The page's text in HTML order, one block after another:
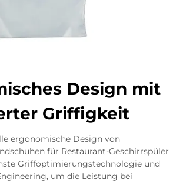
Design mit
Griffigkeit
ergonomische Design von
für Restaurant-Geschirrspüler
Griffoptimierungstechnologie und
um die Leistung bei